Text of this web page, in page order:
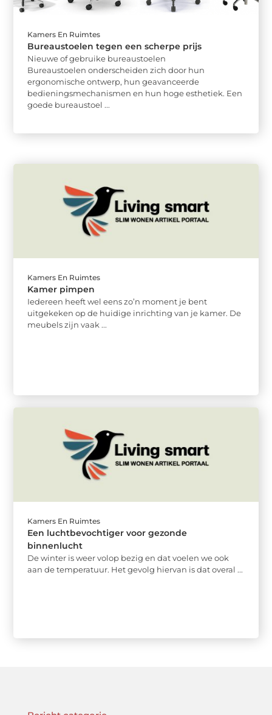
Kamers En Ruimtes
Bureaustoelen tegen een scherpe prijs
Nieuwe of gebruike bureaustoelen
Bureaustoelen onderscheiden zich door hun
ergonomische ontwerp, hun geavanceerde
bedieningsmechanismen en hun hoge esthetiek. Een
goede bureaustoel ...
Kamers En Ruimtes
Kamer pimpen
Iedereen heeft wel eens zo’n moment je bent
uitgekeken op de huidige inrichting van je kamer. De
meubels zijn vaak ...
Kamers En Ruimtes
Een luchtbevochtiger voor gezonde
binnenlucht
De winter is weer volop bezig en dat voelen we ook
aan de temperatuur. Het gevolg hiervan is dat overal ...